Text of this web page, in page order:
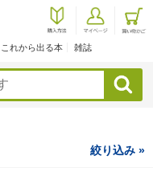
れから出る本 雑誌
検索
絞り込み »